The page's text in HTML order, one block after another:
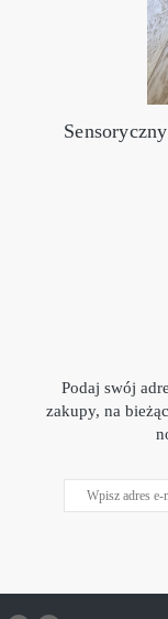
Podaj swój
zakupy, na